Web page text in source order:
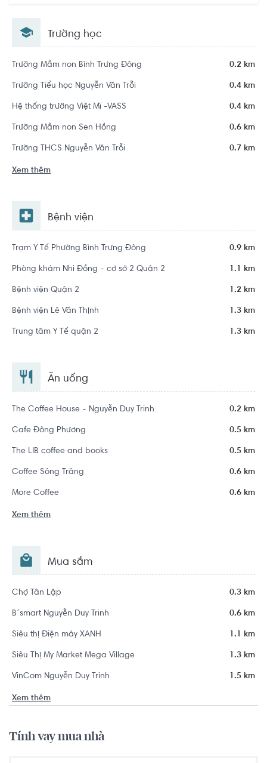
Trường học
Trường Mầm non Bình Trưng Đông 0.2 km
Trường Tiểu học Nguyễn Văn Trỗi 0.4 km
Hệ thống trường Việt Mĩ -VASS 0.4 km
Trường Mầm non Sen Hồng 0.6 km
Trường THCS Nguyễn Văn Trỗi 0.7 km
Xem thêm
Bệnh viện
Trạm Y Tế Phường Bình Trưng Đông 0.9 km
Phòng khám Nhi Đồng - cơ sở 2 Quận 2 1.1 km
Bệnh viện Quận 2 1.2 km
Bệnh viện Lê Văn Thịnh 1.3 km
Trung tâm Y Tế quận 2 1.3 km
Ăn uống
The Coffee House - Nguyễn Duy Trinh 0.2 km
Cafe Đông Phương 0.5 km
The LIB coffee and books 0.5 km
Coffee Sông Trăng 0.6 km
More Coffee 0.6 km
Xem thêm
Mua sắm
Chợ Tân Lập 0.3 km
B´smart Nguyễn Duy Trinh 0.6 km
Siêu thị Điện máy XANH 1.1 km
Siêu Thị My Market Mega Village 1.3 km
VinCom Nguyễn Duy Trinh 1.5 km
Xem thêm
Tính vay mua nhà